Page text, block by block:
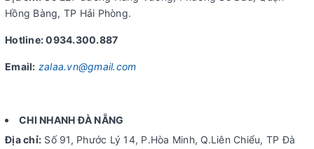
Hồng Bàng, TP Hải Phòng.
Hotline: 0934.300.887
Email: zalaa.vn@gmail.com
CHI NHANH ĐÀ NẴNG
Địa chỉ: Số 91, Phước Lý 14, P.Hòa Minh, Q.Liên Chiểu, TP Đà